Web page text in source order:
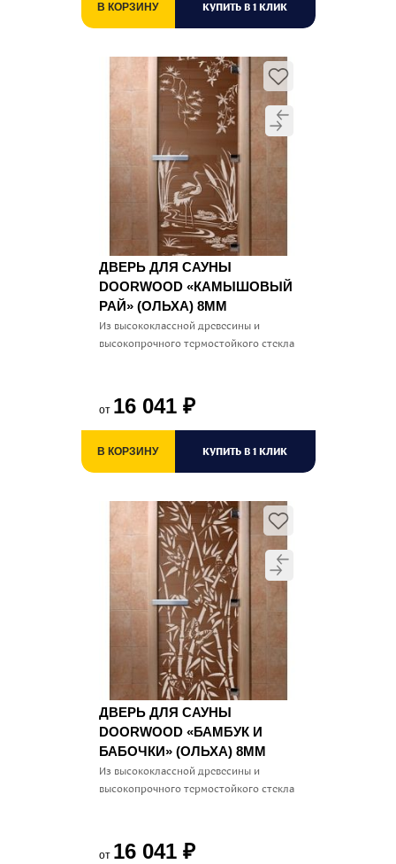
В КОРЗИНУ КУПИТЬ В 1 КЛИК
ДВЕРЬ ДЛЯ САУНЫ
DOORWOOD «КАМЫШОВЫЙ
РАЙ» (ОЛЬХА) 8ММ
Из высококлассной древесины и
высокопрочного термостойкого стекла
от 16 041 ₽
В КОРЗИНУ КУПИТЬ В 1 КЛИК
ДВЕРЬ ДЛЯ САУНЫ
DOORWOOD «БАМБУК И
БАБОЧКИ» (ОЛЬХА) 8ММ
Из высококлассной древесины и
высокопрочного термостойкого стекла
от 16 041 ₽